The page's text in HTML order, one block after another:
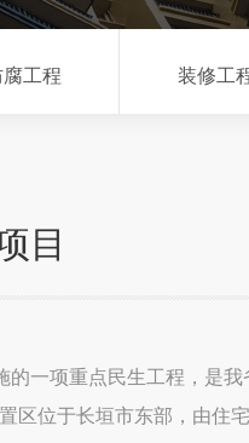
腐工程 装修工
目
的一项重点民生工程，是
区位于长垣市东部，由住